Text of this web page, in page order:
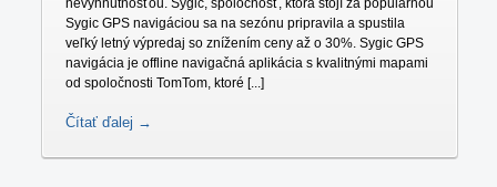
Software
Jailbreak
Fámy
Sygic GPS navigáciou sa na sezónu pripravila a spustila
veľký letný výpredaj so znížením ceny až o 30%. Sygic GPS
navigácia je offline navigačná aplikácia s kvalitnými mapami
od spoločnosti TomTom, ktoré [...]
Čítať ďalej →